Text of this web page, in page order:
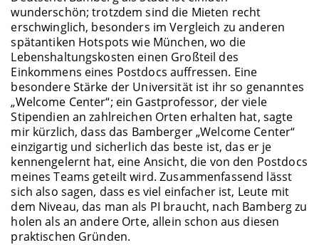
wunderschön; trotzdem sind die Mieten recht
erschwinglich, besonders im Vergleich zu anderen
spätantiken Hotspots wie München, wo die
Lebenshaltungskosten einen Großteil des
Einkommens eines Postdocs auffressen. Eine
besondere Stärke der Universität ist ihr so genanntes
„Welcome Center“; ein Gastprofessor, der viele
Stipendien an zahlreichen Orten erhalten hat, sagte
mir kürzlich, dass das Bamberger „Welcome Center“
einzigartig und sicherlich das beste ist, das er je
kennengelernt hat, eine Ansicht, die von den Postdocs
meines Teams geteilt wird. Zusammenfassend lässt
sich also sagen, dass es viel einfacher ist, Leute mit
dem Niveau, das man als PI braucht, nach Bamberg zu
holen als an andere Orte, allein schon aus diesen
praktischen Gründen.